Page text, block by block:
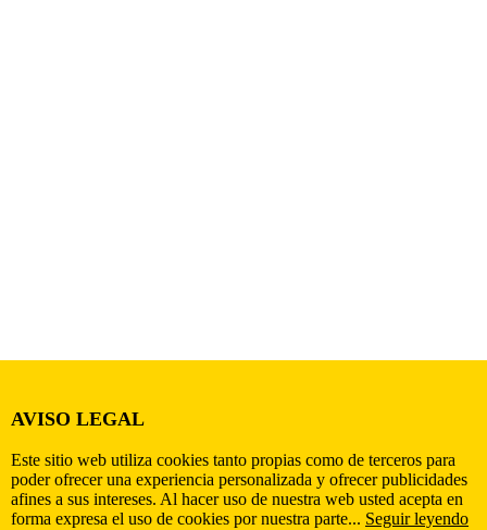
AVISO LEGAL
Este sitio web utiliza cookies tanto propias como de terceros para
poder ofrecer una experiencia personalizada y ofrecer publicidades
afines a sus intereses. Al hacer uso de nuestra web usted acepta en
forma expresa el uso de cookies por nuestra parte... Seguir leyendo